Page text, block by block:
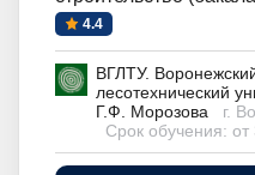
4.4
ВГЛТУ.
лесотехнический
Г.Ф. Морозова
г.
Срок обучения: